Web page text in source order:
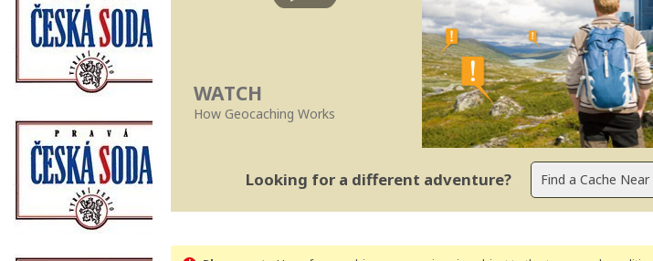
WATCH
How Geocaching Works
Looking for a different adventure?